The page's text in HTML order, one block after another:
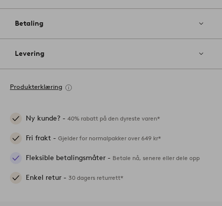
Betaling
Levering
Produkterklæring
Ny kunde? - 40% rabatt på den dyreste varen*
Fri frakt - Gjelder for normalpakker over 649 kr*
Fleksible betalingsmåter - Betale nå, senere eller dele opp
Enkel retur - 30 dagers returrett*